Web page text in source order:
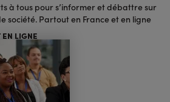
à tous pour s’informer et débattre sur
société. Partout en France et en ligne
EN LIGNE